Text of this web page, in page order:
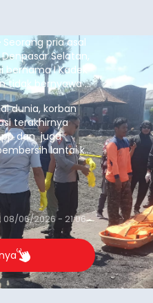
Seorang pria asal
Selatan,
bernama I Kadek
tidak bernyawa di
dunia, korban
terakhirnya
dan juga
lantai ke
08/06/2026 - 21:06